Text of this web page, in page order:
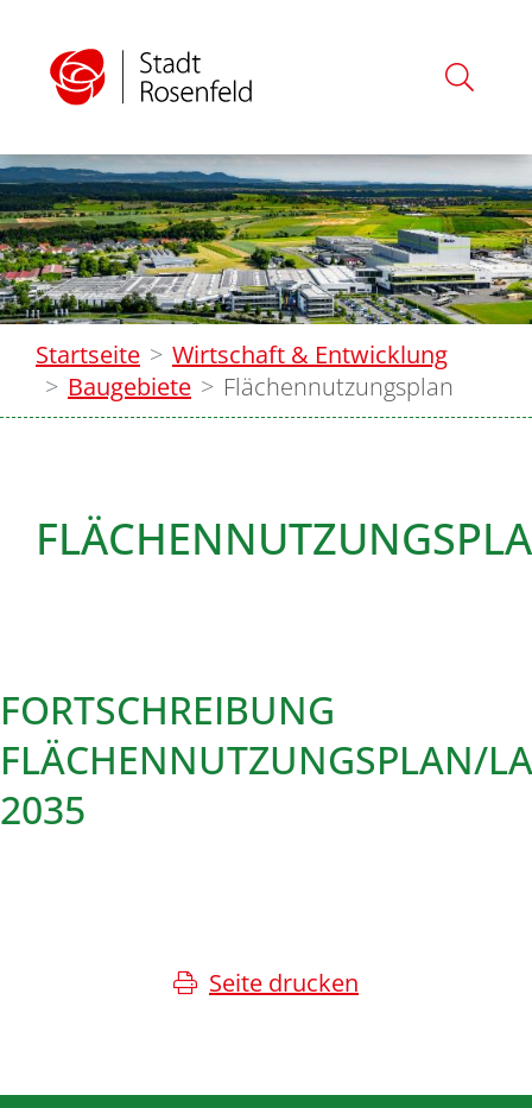
Startseite
Wirtschaft & Entwicklung
Baugebiete
Flächennutzungsplan
FORTSCHREIBUNG
FLÄCHENNUTZUNGSPLAN/
2035
Seite drucken